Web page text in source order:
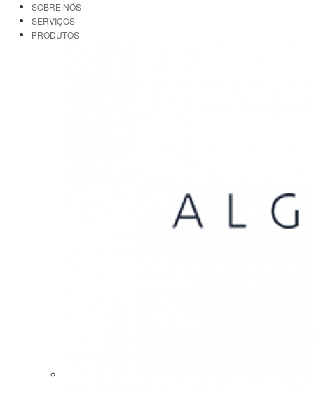
SOBRE NÓS
SERVIÇOS
PRODUTOS